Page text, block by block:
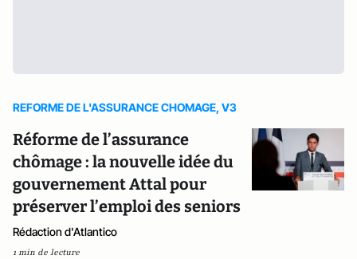
REFORME DE L'ASSURANCE CHOMAGE, V3
Réforme de l’assurance
chômage : la nouvelle idée du
gouvernement Attal pour
préserver l’emploi des seniors
Rédaction d'Atlantico
1 min de lecture